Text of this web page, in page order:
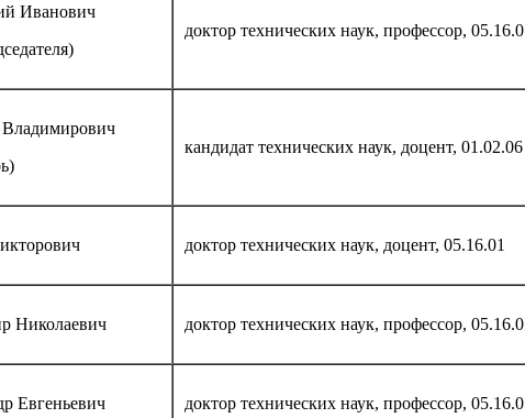
Иванович
доктор технических наук, профессор,
кандидат технических наук, доцент, 01.02.06
доктор технических наук, доцент, 05.16.01
Николаевич доктор технических наук, профессор,
Евгеньевич доктор технических наук, профессор,